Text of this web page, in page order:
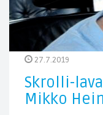
27.7.2019
Skrolli-
Mikko